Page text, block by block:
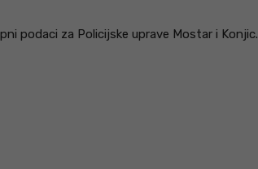
podaci za Policijske uprave Mostar i Konjic.